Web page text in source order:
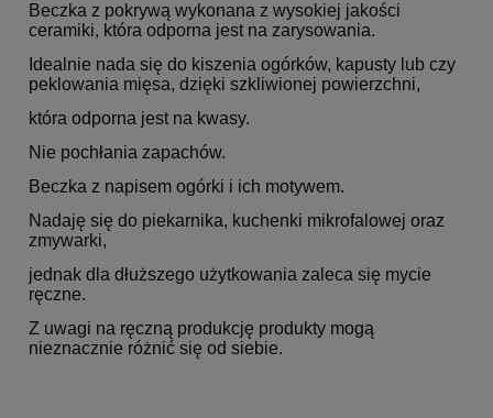
Beczka z pokrywą wykonana z wysokiej jakości
ceramiki, która odporna jest na zarysowania.
Idealnie nada się do kiszenia ogórków, kapusty lub czy
peklowania mięsa, dzięki szkliwionej powierzchni,
która odporna jest na kwasy.
Nie pochłania zapachów.
Beczka z napisem ogórki i ich motywem.
Nadaję się do piekarnika, kuchenki mikrofalowej oraz
zmywarki,
jednak dla dłuższego użytkowania zaleca się mycie
ręczne.
Z uwagi na ręczną produkcję produkty mogą
nieznacznie różnić się od siebie.